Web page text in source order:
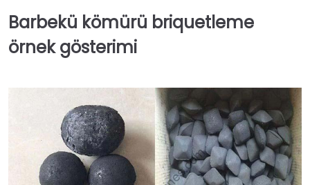
Barbekü kömürü briquetleme
örnek gösterimi